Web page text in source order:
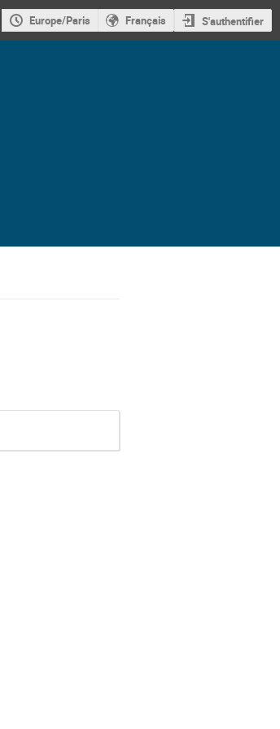
Europe/Paris Français S'authentifier